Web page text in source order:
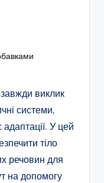
виклик
системи,
У цей
тіло
речовин для
на допомогу